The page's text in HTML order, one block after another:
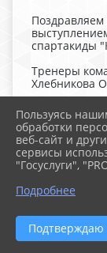
спартакиды
Тренеры
Хлебникова
Ссылка:
2026 г.
Вход
Карта сайта
Пользуясь
обработки
веб-сайт и
сервисы
"Госуслуги",
Подробнее
Подтверждаю